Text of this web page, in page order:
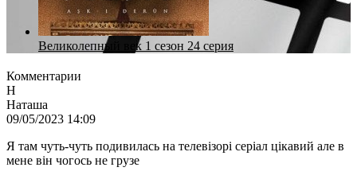
Великолепный век 1 сезон 24 серия
Комментарии
Н
Наташа
09/05/2023 14:09
Я там чуть-чуть подивилась на телевізорі серіал цікавий але в
мене він чогось не грузе